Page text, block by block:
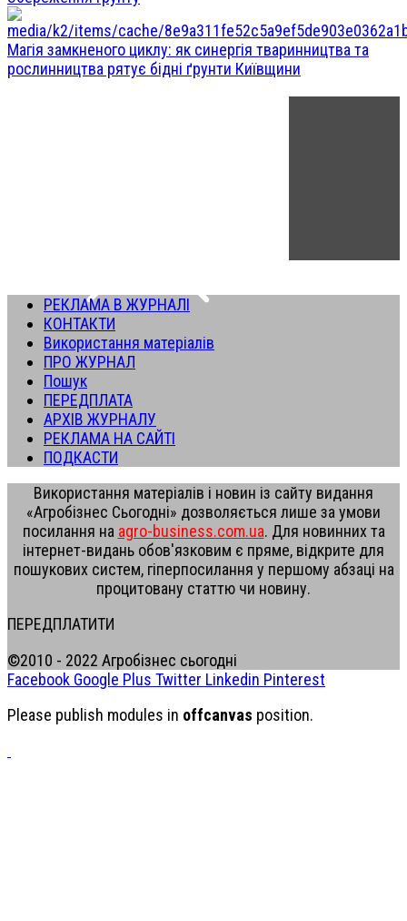
Магія замкненого циклу: як синергія тваринництва та
рослинництва рятує бідні ґрунти Київщини
РЕКЛАМА В ЖУРНАЛІ
КОНТАКТИ
Використання матеріалів
ПРО ЖУРНАЛ
Пошук
ПЕРЕДПЛАТА
АРХІВ ЖУРНАЛУ
РЕКЛАМА НА САЙТІ
ПОДКАСТИ
Використання матеріалів і новин із сайту видання
«Агробізнес Сьогодні» дозволяється лише за умови
посилання на agro-business.com.ua. Для новинних та
інтернет-видань обов'язковим є пряме, відкрите для
пошукових систем, гіперпосилання у першому абзаці на
процитовану статтю чи новину.
ПЕРЕДПЛАТИТИ
©2010 - 2022 Агробізнес сьогодні
Facebook Google Plus Twitter Linkedin Pinterest
Please publish modules in offcanvas position.